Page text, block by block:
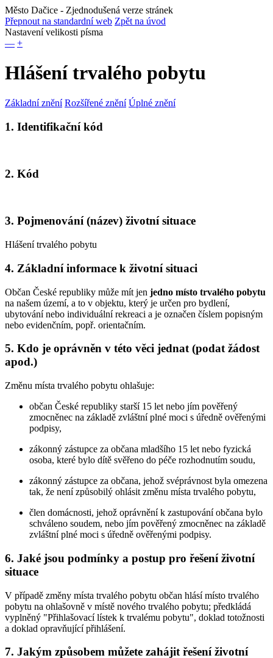
Město Dačice - Zjednodušená verze stránek
Přepnout na standardní web Zpět na úvod
Nastavení velikosti písma
— +
Hlášení trvalého pobytu
Základní znění Rozšířené znění Úplné znění
1. Identifikační kód
2. Kód
3. Pojmenování (název) životní situace
Hlášení trvalého pobytu
4. Základní informace k životní situaci
Občan České republiky může mít jen jedno místo trvalého pobytu
na našem území, a to v objektu, který je určen pro bydlení,
ubytování nebo individuální rekreaci a je označen číslem popisným
nebo evidenčním, popř. orientačním.
5. Kdo je oprávněn v této věci jednat (podat žádost
apod.)
Změnu místa trvalého pobytu ohlašuje:
občan České republiky starší 15 let nebo jím pověřený
zmocněnec na základě zvláštní plné moci s úředně ověřenými
podpisy,
zákonný zástupce za občana mladšího 15 let nebo fyzická
osoba, které bylo dítě svěřeno do péče rozhodnutím soudu,
zákonný zástupce za občana, jehož svéprávnost byla omezena
tak, že není způsobilý ohlásit změnu místa trvalého pobytu,
člen domácnosti, jehož oprávnění k zastupování občana bylo
schváleno soudem, nebo jím pověřený zmocněnec na základě
zvláštní plné moci s úředně ověřenými podpisy.
6. Jaké jsou podmínky a postup pro řešení životní
situace
V případě změny místa trvalého pobytu občan hlásí místo trvalého
pobytu na ohlašovně v místě nového trvalého pobytu; předkládá
vyplněný "Přihlašovací lístek k trvalému pobytu", doklad totožnosti
a doklad opravňující přihlášení.
7. Jakým způsobem můžete zahájit řešení životní